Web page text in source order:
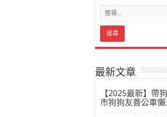
最新文章
【2025最新】帶
市狗狗友善公車